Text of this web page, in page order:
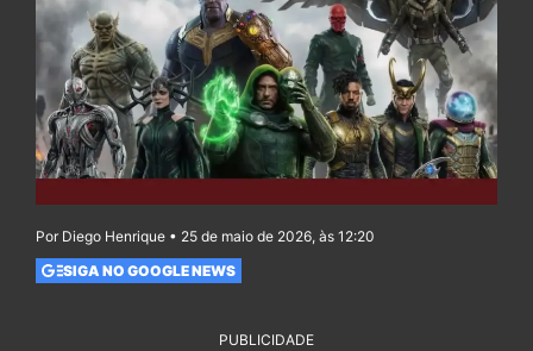
Por Diego Henrique • 25 de maio de 2026, às 12:20
SIGA NO GOOGLE NEWS
PUBLICIDADE